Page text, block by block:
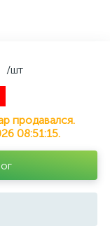
/шт
продавался.
08:51:15.